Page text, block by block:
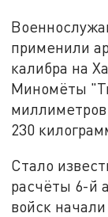
применили
калибра на
Миномёты
230
Стало
расчёты 6-й
войск